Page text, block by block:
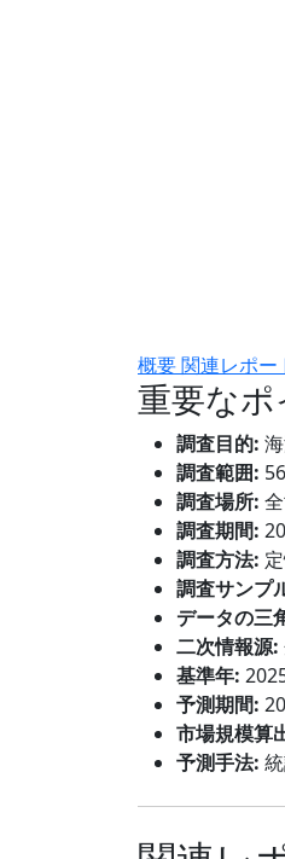
概要関連レポー
重要なポ
調査目的:
調査範囲:
調査場所:
調査期間:
調査方法:
調査サンプ
データの三
二次情報源:
基準年:
予測期間:
市場規模算
予測手法: